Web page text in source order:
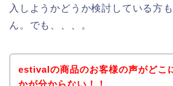
入しようかどうか検討している方
ん。でも、、、。
estivalの商品のお客様の声がどこ
かが分からない！！